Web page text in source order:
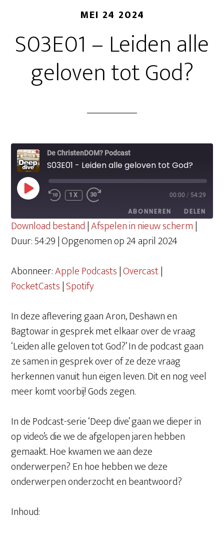
MEI 24 2024
S03E01 – Leiden alle
geloven tot God?
De ChristenDOM? Podcast
S03E01 - Leiden alle geloven tot God?
PLAY
EPISODE
1X 00:00 / 54:29
ABONNEREN DELEN
Apple Podcasts Overcast
RSS FEED
DELEN
LINK
Download bestand|Afspelen in nieuw scherm|
Duur: 54:29|Opgenomen op 24 april 2024
Abonneer:Apple Podcasts|Overcast|
PocketCasts|Spotify
In deze aflevering gaan Aron, Deshawn en
Bagtowar in gesprek met elkaar over de vraag
‘Leiden alle geloven tot God?’ In de podcast gaan
ze samen in gesprek over of ze deze vraag
herkennen vanuit hun eigen leven. Dit en nog veel
meer komt voorbij! Gods zegen.
In de Podcast-serie ‘Deep dive’ gaan we dieper in
op video’s die we de afgelopen jaren hebben
gemaakt. Hoe kwamen we aan deze
onderwerpen? En hoe hebben we deze
onderwerpen onderzocht en beantwoord?
Inhoud: